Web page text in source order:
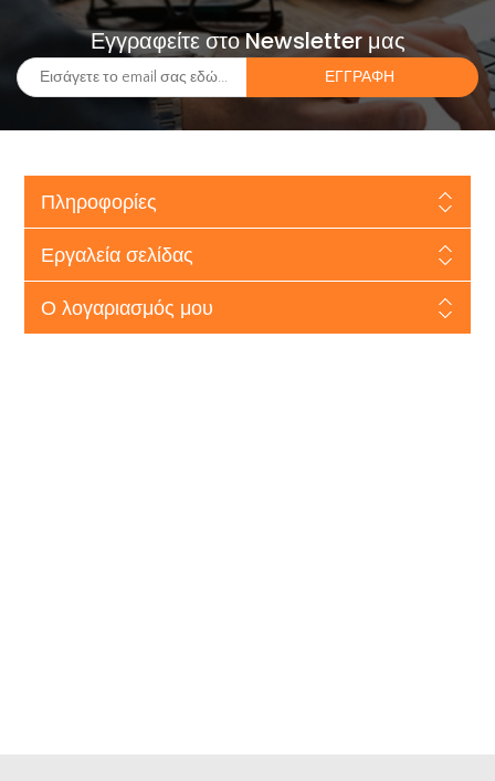
Εγγραφείτε στο Newsletter μας
Πληροφορίες
Εργαλεία σελίδας
Ο λογαριασμός μου